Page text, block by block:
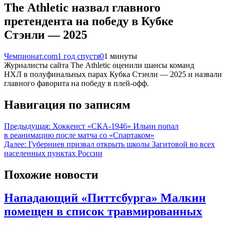
The Athletic назвал главного
претендента на победу в Кубке
Стэнли — 2025
Чемпионат.com1 год спустя01 минуты
Журналисты сайта The Athletic оценили шансы команд
НХЛ в полуфинальных парах Кубка Стэнли — 2025 и назвали
главного фаворита на победу в плей-офф.
Навигация по записям
Предыдущая: Хоккеист «СКА‑1946» Ильин попал
в реанимацию после матча со «Спартаком»
Далее: Губерниев призвал открыть школы Загитовой во всех
населенных пунктах России
Похожие новости
Нападающий «Питтсбурга» Малкин
помещен в список травмированных